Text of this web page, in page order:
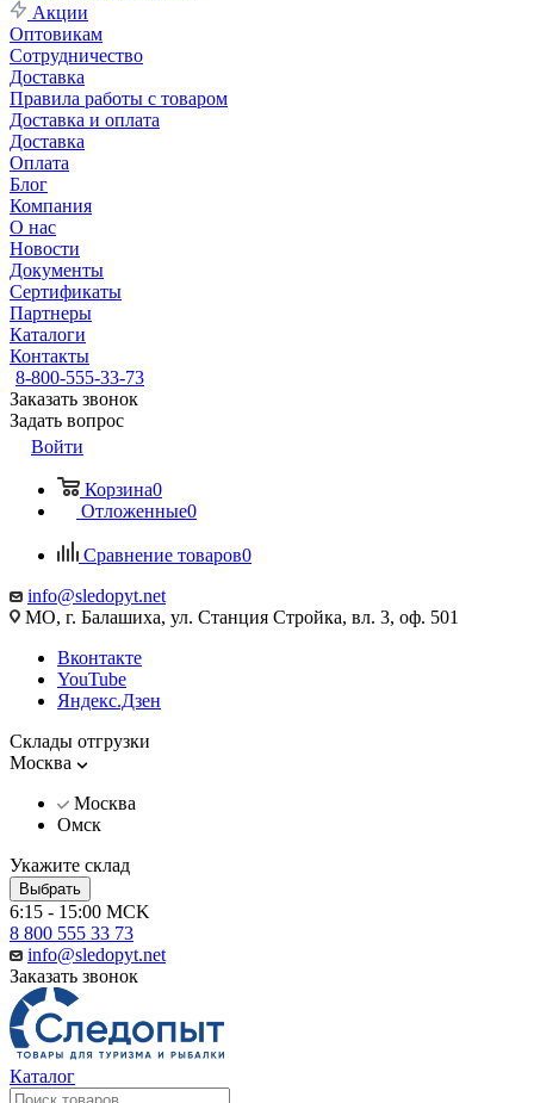
Акции
Оптовикам
Сотрудничество
Доставка
Правила работы с товаром
Доставка и оплата
Доставка
Оплата
Блог
Компания
О нас
Новости
Документы
Сертификаты
Партнеры
Каталоги
Контакты
8-800-555-33-73
Заказать звонок
Задать вопрос
Войти
Корзина0
Отложенные0
Сравнение товаров0
info@sledopyt.net
МО, г. Балашиха, ул. Станция Стройка, вл. 3, оф. 501
Вконтакте
YouTube
Яндекс.Дзен
Склады отгрузки
Москва
Москва
Омск
Укажите склад
Выбрать
6:15 - 15:00 MCK
8 800 555 33 73
info@sledopyt.net
Заказать звонок
Каталог